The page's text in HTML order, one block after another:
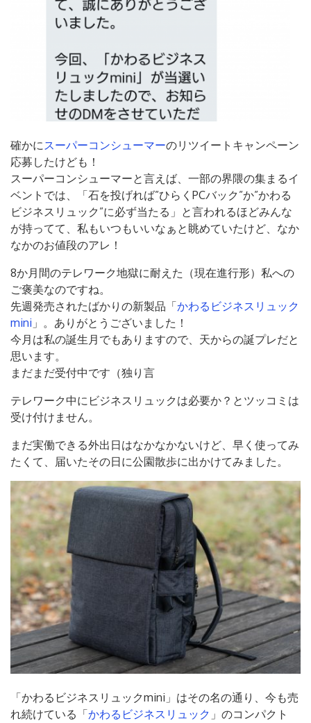
確かに スーパーコンシューマーのリツイートキャンペーン
応募したけども！
スーパーコンシューマーと言えば、一部の界隈の集まるイ
ベントでは、「石を投げれば”ひらくPCバック”か”かわる
ビジネスリュック”に必ず当たる」と言われるほどみんな
が持ってて、私もいつもいいなぁと眺めていたけど、なか
なかのお値段のアレ！
8か月間のテレワーク地獄に耐えた（現在進行形）私への
ご褒美なのですね。
先週発売されたばかりの新製品「かわるビジネスリュック
mini 」。ありがとうございました！
今月は私の誕生月でもありますので、天からの誕プレだと
思います。
まだまだ受付中です（独り言
テレワーク中にビジネスリュックは必要か？とツッコミは
受け付けません。
まだ実働できる外出日はなかなかないけど、早く使ってみ
たくて、届いたその日に公園散歩に出かけてみました。
「かわるビジネスリュックmini」はその名の通り、今も売
れ続けている「かわるビジネスリュック 」のコンパクト